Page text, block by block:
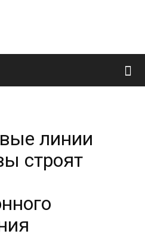
Французский
и
линии
строят